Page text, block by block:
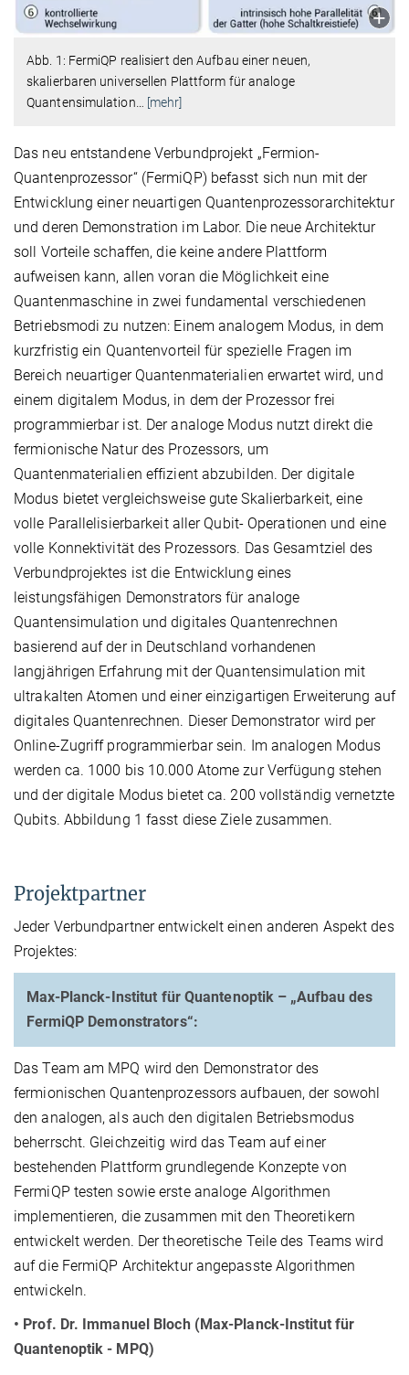
Abb. 1: FermiQP realisiert den Aufbau einer neuen,
skalierbaren universellen Plattform für analoge
Quantensimulation
[mehr]
Das neu entstandene Verbundprojekt „Fermion-
Quantenprozessor“ (FermiQP) befasst sich nun mit der
Entwicklung einer neuartigen Quantenprozessorarchitektur
und deren Demonstration im Labor. Die neue Architektur
soll Vorteile schaffen, die keine andere Plattform
aufweisen kann, allen voran die Möglichkeit eine
Quantenmaschine in zwei fundamental verschiedenen
Betriebsmodi zu nutzen: Einem analogem Modus, in dem
kurzfristig ein Quantenvorteil für spezielle Fragen im
Bereich neuartiger Quantenmaterialien erwartet wird, und
einem digitalem Modus, in dem der Prozessor frei
programmierbar ist. Der analoge Modus nutzt direkt die
fermionische Natur des Prozessors, um
Quantenmaterialien effizient abzubilden. Der digitale
Modus bietet vergleichsweise gute Skalierbarkeit, eine
volle Parallelisierbarkeit aller Qubit- Operationen und eine
volle Konnektivität des Prozessors. Das Gesamtziel des
Verbundprojektes ist die Entwicklung eines
leistungsfähigen Demonstrators für analoge
Quantensimulation und digitales Quantenrechnen
basierend auf der in Deutschland vorhandenen
langjährigen Erfahrung mit der Quantensimulation mit
ultrakalten Atomen und einer einzigartigen Erweiterung auf
digitales Quantenrechnen. Dieser Demonstrator wird per
Online-Zugriff programmierbar sein. Im analogen Modus
werden ca. 1000 bis 10.000 Atome zur Verfügung stehen
und der digitale Modus bietet ca. 200 vollständig vernetzte
Qubits. Abbildung 1 fasst diese Ziele zusammen.
Projektpartner
Jeder Verbundpartner entwickelt einen anderen Aspekt des
Projektes:
Max-Planck-Institut für Quantenoptik – „Aufbau des
FermiQP Demonstrators“:
Das Team am MPQ wird den Demonstrator des
fermionischen Quantenprozessors aufbauen, der sowohl
den analogen, als auch den digitalen Betriebsmodus
beherrscht. Gleichzeitig wird das Team auf einer
bestehenden Plattform grundlegende Konzepte von
FermiQP testen sowie erste analoge Algorithmen
implementieren, die zusammen mit den Theoretikern
entwickelt werden. Der theoretische Teile des Teams wird
auf die FermiQP Architektur angepasste Algorithmen
entwickeln.
• Prof. Dr. Immanuel Bloch (Max-Planck-Institut für
Quantenoptik - MPQ)